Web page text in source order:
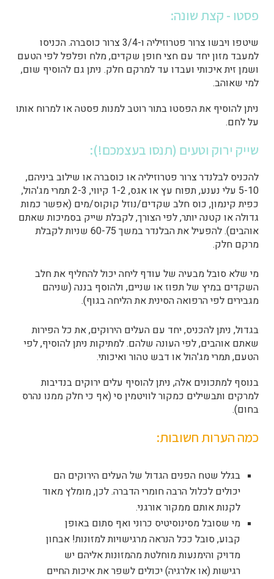
פסטו - קצת שונה:
שיטפו ויבשו צרור פטרוזיליה ו-3/4 צרור כוסברה. הכניסו
למעבד מזון יחד עם חצי חופן שקדים, מלח ופלפל לפי הטעם
ושמן זית איכותי ועבדו עד למרקם חלק. ניתן גם להוסיף שום,
למי שאוהב.
ניתן להוסיף את הפסטו בתור רוטב למנות פסטה או למרוח אותו
על לחם.
שייק ירוק וטעים (תנסו בעצמכם!):
להכניס לבלנדר צרור פטרוזיליה או כוסברה או שילוב ביניהם,
5-10 עלי נענע, תפוח עץ או אגס, 1-2 קיווי, 2-3 תמרי מג'הול,
כפית קינמון, כוס חלב שקדים/נוזל קוקוס/מים (אפשר כמות
גדולה או קטנה יותר, לפי הצורך, לקבלת שייק בסמיכות שאתם
אוהבים). להפעיל את הבלנדר במשך 60-75 שניות לקבלת
מרקם חלק.
מי שלא סובל מבעיה של עודף ליחה יכול להחליף את חלב
השקדים במיץ של תפוז או שניים, ולהוסף בננה (שניהם
מגבירים לפי הרפואה הסינית את הליחה בגוף).
בגדול, ניתן להכניס, יחד עם העלים הירוקים, את כל הפירות
שאתם אוהבים, לפי העונה שלהם. למתיקות ניתן להוסיף, לפי
הטעם, תמרי מג'הול או דבש טהור ואיכותי.
בנוסף למתכונים אלה, ניתן להוסיף עלים ירוקים בנדיבות
למרקים ותבשילים כמקור לוויטמין סי (אף כי חלק ממנו נהרס
בחום).
כמה הערות חשובות:
בגלל שטח הפנים הגדול של העלים הירוקים הם
יכולים לכלול הרבה חומרי הדברה. לכן, מומלץ מאוד
לקנות אותם ממקור אורגני.
מי שסובל מסינוסיטיס כרוני ואף סתום באופן
קבוע, סובל ככל הנראה מרגישויות למזונות! אבחון
מדויק והימנעות מוחלטת מהמזונות אליהם יש
רגישות (או אלרגיה) יכולים לשפר את איכות החיים